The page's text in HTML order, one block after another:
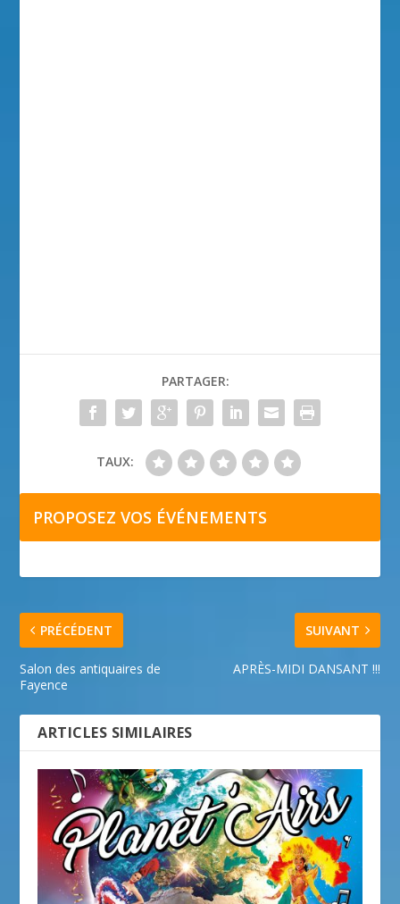
PARTAGER:
TAUX:
PROPOSEZ VOS ÉVÉNEMENTS
PRÉCÉDENT
Salon des antiquaires de
Fayence
SUIVANT
APRÈS-MIDI DANSANT !!!
ARTICLES SIMILAIRES